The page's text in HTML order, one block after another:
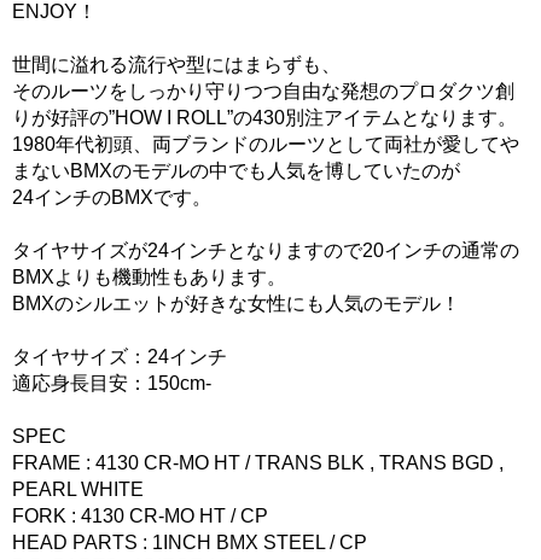
ENJOY！
世間に溢れる流行や型にはまらずも、
そのルーツをしっかり守りつつ自由な発想のプロダクツ創
りが好評の”HOW I ROLL”の430別注アイテムとなります。
1980年代初頭、両ブランドのルーツとして両社が愛してや
まないBMXのモデルの中でも人気を博していたのが
24インチのBMXです。
タイヤサイズが24インチとなりますので20インチの通常の
BMXよりも機動性もあります。
BMXのシルエットが好きな女性にも人気のモデル！
タイヤサイズ：24インチ
適応身長目安：150cm-
SPEC
FRAME : 4130 CR-MO HT / TRANS BLK , TRANS BGD ,
PEARL WHITE
FORK : 4130 CR-MO HT / CP
HEAD PARTS : 1INCH BMX STEEL / CP